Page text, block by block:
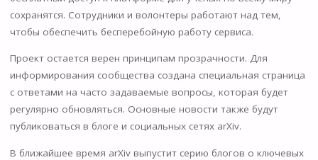
сохранятся. Сотрудники и волонтеры работают над тем,
чтобы обеспечить бесперебойную работу сервиса.
Проект остается верен принципам прозрачности. Для
информирования сообщества создана специальная страница
с ответами на часто задаваемые вопросы, которая будет
регулярно обновляться. Основные новости также будут
публиковаться в блоге и социальных сетях arXiv.
В ближайшее время arXiv выпустит серию блогов о ключевых